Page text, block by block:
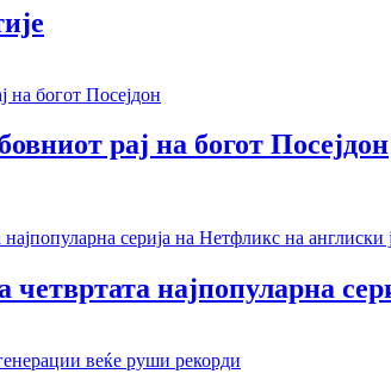
рај на богот Посејдон
четвртата најпопуларна